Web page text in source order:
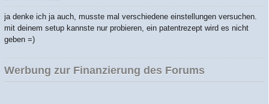
ja denke ich ja auch, musste mal verschiedene einstellungen versuchen.
mit deinem setup kannste nur probieren, ein patentrezept wird es nicht
geben =)
Werbung zur Finanzierung des Forums